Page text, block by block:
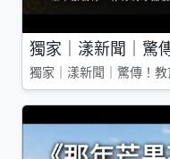
獨家｜漾新聞｜驚
獨家｜漾新聞｜驚傳！